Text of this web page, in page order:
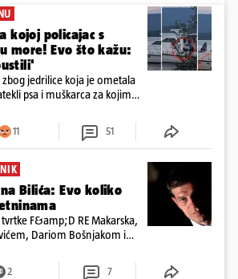
kojoj policajac s
more! Evo što kažu:
jedrilice koja je ometala
psa i muškarca za kojim
komunalni redar
11 51
Bilića: Evo koliko
F&amp;D RE Makarska,
Dariom Bošnjakom i
a od osnutka nema
2 7